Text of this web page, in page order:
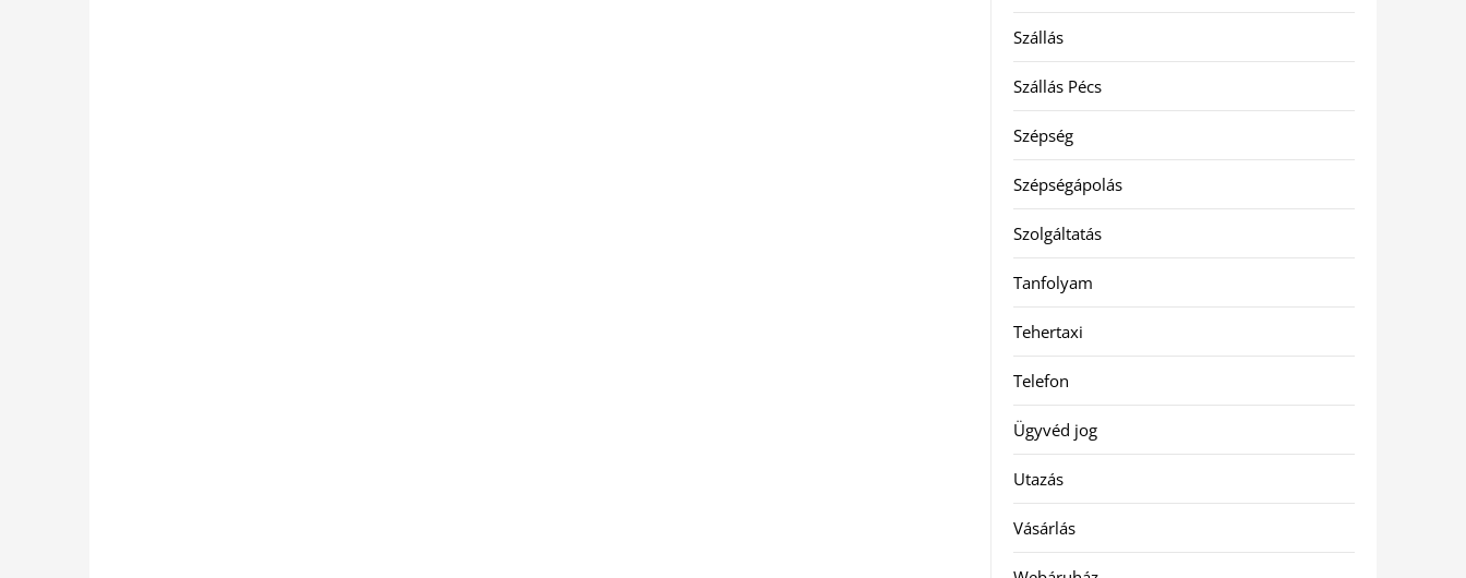
Szállás
Szállás Pécs
Szépség
Szépségápolás
Szolgáltatás
Tanfolyam
Tehertaxi
Telefon
Ügyvéd jog
Utazás
Vásárlás